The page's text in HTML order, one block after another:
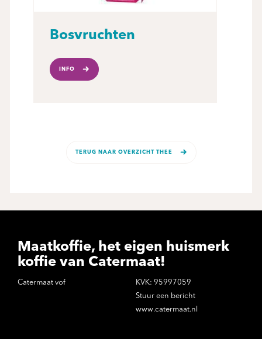
Bosvruchten
INFO
TERUG NAAR OVERZICHT THEE
Maatkoffie, het eigen huismerk
koffie van Catermaat!
Catermaat vof
KVK: 95997059
Stuur een bericht
www.catermaat.nl